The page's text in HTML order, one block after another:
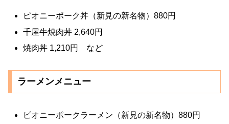
ピオニーポーク丼（新見の新名物）880円
千屋牛焼肉丼 2,640円
焼肉丼 1,210円 など
ラーメンメニュー
ピオニーポークラーメン（新見の新名物）880円